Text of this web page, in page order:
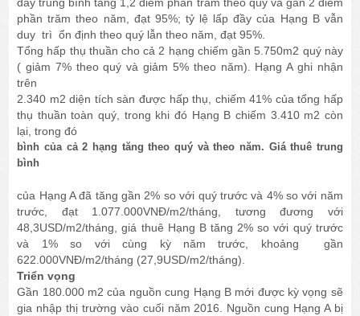
phần trăm theo năm, đạt 95%; tỷ lệ lấp đầy của Hạng B vẫn
duy trì ổn định theo quý lẫn theo năm, đạt 95%.
Tổng hấp thụ thuần cho cả 2 hạng chiếm gần 5.750m2 quý này
( giảm 7% theo quý và giảm 5% theo năm). Hạng A ghi nhận
trên
2.340 m2 diện tích sàn được hấp thụ, chiếm 41% của tổng hấp
thụ thuần toàn quý, trong khi đó Hạng B chiếm 3.410 m2 còn
lại, trong đó
bình của cả2 hạng tăng theo quý và theo năm. Giá thuê trung
bình
của Hạng A đã tăng gần 2% so với quý trước và 4% so với năm
trước, đạt 1.077.000VNĐ/m2/tháng, tương đương với
48,3USD/m2/tháng, giá thuê Hạng B tăng 2% so với quý trước
và 1% so với cùng kỳ năm trước, khoảng gần
622.000VNĐ/m2/tháng (27,9USD/m2/tháng).
Triển vọng
Gần 180.000 m2 của nguồn cung Hạng B mới được kỳ vọng sẽ
gia nhập thị trường vào cuối năm 2016. Nguồn cung Hạng A bị